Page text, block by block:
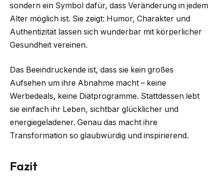
sondern ein Symbol dafür, dass Veränderung in jedem
Alter möglich ist. Sie zeigt: Humor, Charakter und
Authentizität lassen sich wunderbar mit körperlicher
Gesundheit vereinen.
Das Beeindruckende ist, dass sie kein großes
Aufsehen um ihre Abnahme macht – keine
Werbedeals, keine Diätprogramme. Stattdessen lebt
sie einfach ihr Leben, sichtbar glücklicher und
energiegeladener. Genau das macht ihre
Transformation so glaubwürdig und inspirierend.
Fazit